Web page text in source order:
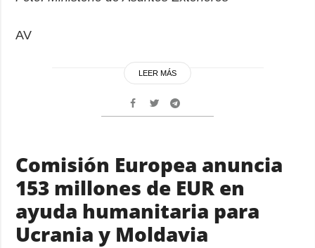
AV
LEER MÁS
Comisión Europea anuncia
153 millones de EUR en
ayuda humanitaria para
Ucrania y Moldavia